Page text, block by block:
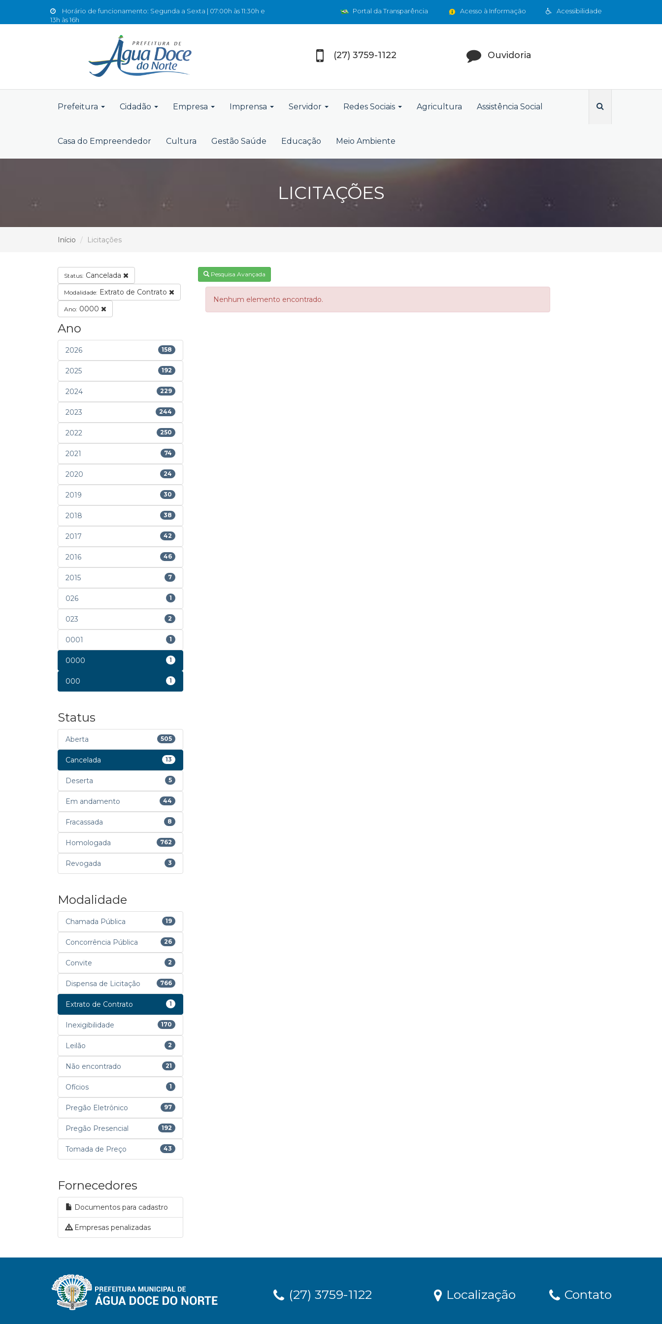
Horário de funcionamento: Segunda a Sexta | 07:00h às 11:30h e
13h às 16h
Acessibilidade
Acesso à Informação
Portal da Transparência
(27) 3759-1122 Ouvidoria
Prefeitura Cidadão Empresa Imprensa Servidor Redes Sociais Agricultura Assistência Social
Casa do Empreendedor Cultura Gestão Saúde Educação Meio Ambiente
LICITAÇÕES
Início Licitações
Status: Cancelada
Modalidade: Extrato de Contrato
Ano: 0000
Ano
2026 158
2025 192
2024 229
2023 244
2022 250
2021 74
2020 24
2019 30
2018 38
2017 42
2016 46
2015 7
026 1
023 2
0001 1
0000 1
000 1
Status
Aberta 505
Cancelada 13
Deserta 5
Em andamento 44
Fracassada 8
Homologada 762
Revogada 3
Modalidade
Chamada Pública 19
Concorrência Pública 26
Convite 2
Dispensa de Licitação 766
Extrato de Contrato 1
Inexigibilidade 170
Leilão 2
Não encontrado 21
Ofícios 1
Pregão Eletrônico 97
Pregão Presencial 192
Tomada de Preço 43
Fornecedores
Documentos para cadastro
Empresas penalizadas
Pesquisa Avançada
Nenhum elemento encontrado.
(27) 3759-1122 Localização Contato